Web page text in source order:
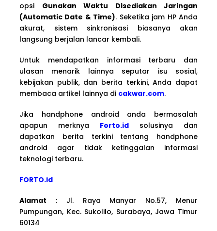
opsi Gunakan Waktu Disediakan Jaringan
(Automatic Date & Time). Seketika jam HP Anda
akurat, sistem sinkronisasi biasanya akan
langsung berjalan lancar kembali.
Untuk mendapatkan informasi terbaru dan
ulasan menarik lainnya seputar isu sosial,
kebijakan publik, dan berita terkini, Anda dapat
membaca artikel lainnya di cakwar.com.
Jika handphone android anda bermasalah
apapun merknya Forto.id solusinya dan
dapatkan berita terkini tentang handphone
android agar tidak ketinggalan informasi
teknologi terbaru.
FORTO.id
Alamat : Jl. Raya Manyar No.57, Menur
Pumpungan, Kec. Sukolilo, Surabaya, Jawa Timur
60134